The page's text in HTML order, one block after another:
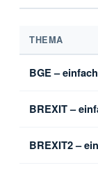
THEMA
BGE –
BREXIT –
BREXIT2 –